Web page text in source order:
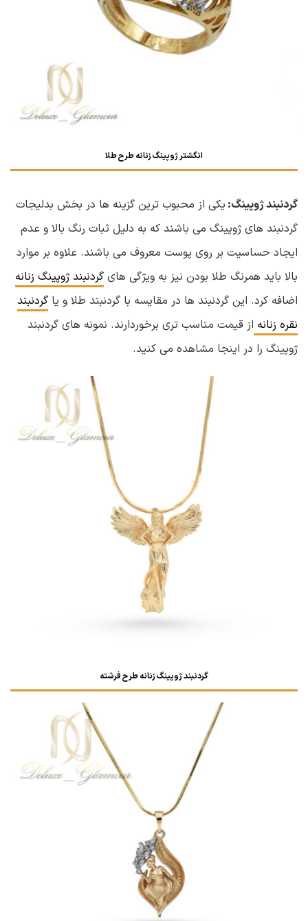
انگشتر ژوپینگ زنانه طرح طلا
گردنبند ژوپینگ: یکی از محبوب ترین گزینه ها در بخش بدلیجات
گردنبند های ژوپینگ می باشند که به دلیل ثبات رنگ بالا و عدم
ایجاد حساسیت بر روی پوست معروف می باشند. علاوه بر موارد
بالا باید همرنگ طلا بودن نیز به ویژگی های گردنبند ژوپینگ زنانه
اضافه کرد. این گردنبند ها در مقایسه با گردنبند طلا و یا گردنبند
نقره زنانه از قیمت مناسب تری برخوردارند. نمونه های گردنبند
ژوپینگ را در اینجا مشاهده می کنید.
گردنبند ژوپینگ زنانه طرح فرشته